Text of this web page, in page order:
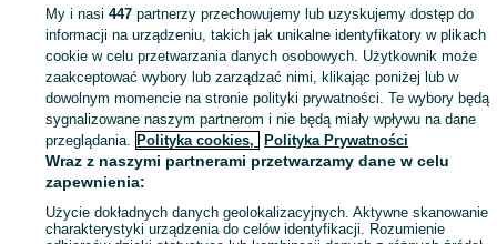
Odświeżono dnia 20 lipca
2026
Odświeżono dnia 07 sierpnia
2026
Strona główna Sport i Hobby Sporty wodne Silniki Zaburtowe
Zachodniopomorskie
Zaburtowe - Szczecin Zaburtowe - Golęcino
KATEGORIA
My i nasi447 partnerzy przechowujemy lub uzyskujemy dostęp do
informacji na urządzeniu, takich jak unikalne identyfikatory w plikach
cookie w celu przetwarzania danych osobowych. Użytkownik może
zaakceptować wybory lub zarządzać nimi, klikając poniżej lub w
dowolnym momencie na stronie polityki prywatności. Te wybory będą
sygnalizowane naszym partnerom i nie będą miały wpływu na dane
przeglądania. Polityka cookies, Polityka Prywatności
Wraz z naszymi partnerami przetwarzamy dane w celu
zapewnienia:
Użycie dokładnych danych geolokalizacyjnych. Aktywne skanowanie
charakterystyki urządzenia do celów identyfikacji. Rozumienie